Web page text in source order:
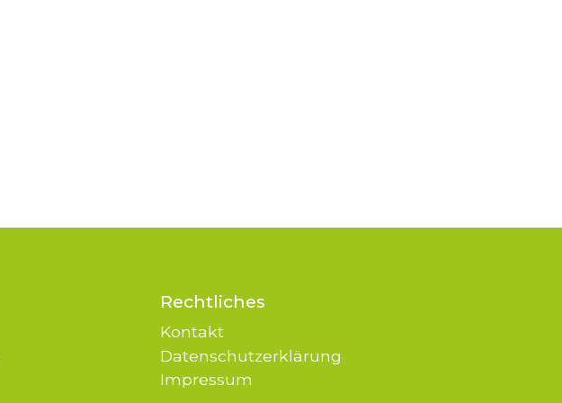
Rechtliches
Kontakt
Datenschutzerklärung
Impressum